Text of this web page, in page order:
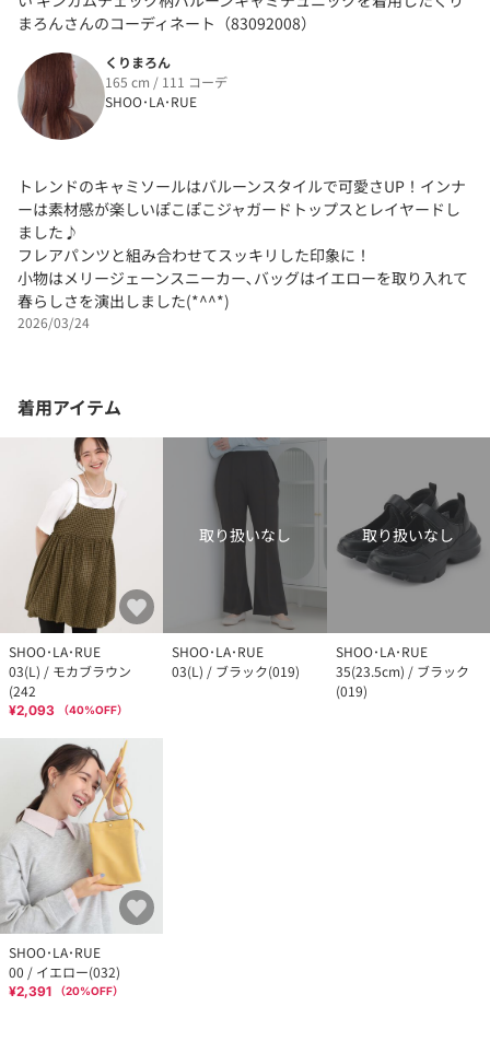
まろんさんのコーディネート（83092008）
くりまろん
165 cm / 111 コーデ
SHOO･LA･RUE
トレンドのキャミソールはバルーンスタイルで可愛さUP！インナ
ーは素材感が楽しいぽこぽこジャガードトップスとレイヤードし
ました♪
フレアパンツと組み合わせてスッキリした印象に！
小物はメリージェーンスニーカー､バッグはイエローを取り入れて
春らしさを演出しました(*^^*)
2026/03/24
着用アイテム
SHOO･LA･RUE
03(L) / モカブラウン
(242
¥2,093 （40%OFF）
取り扱いなし
SHOO･LA･RUE
03(L) / ブラック(019)
取り扱いなし
SHOO･LA･RUE
35(23.5cm) / ブラック
(019)
SHOO･LA･RUE
00 / イエロー(032)
¥2,391 （20%OFF）